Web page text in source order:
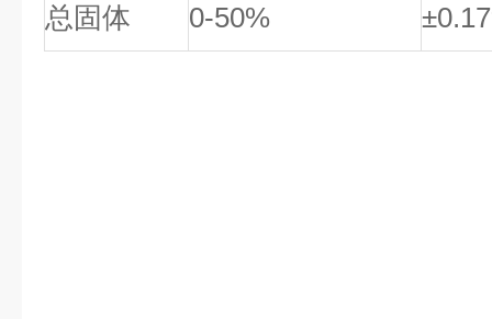
总固体 0-50%